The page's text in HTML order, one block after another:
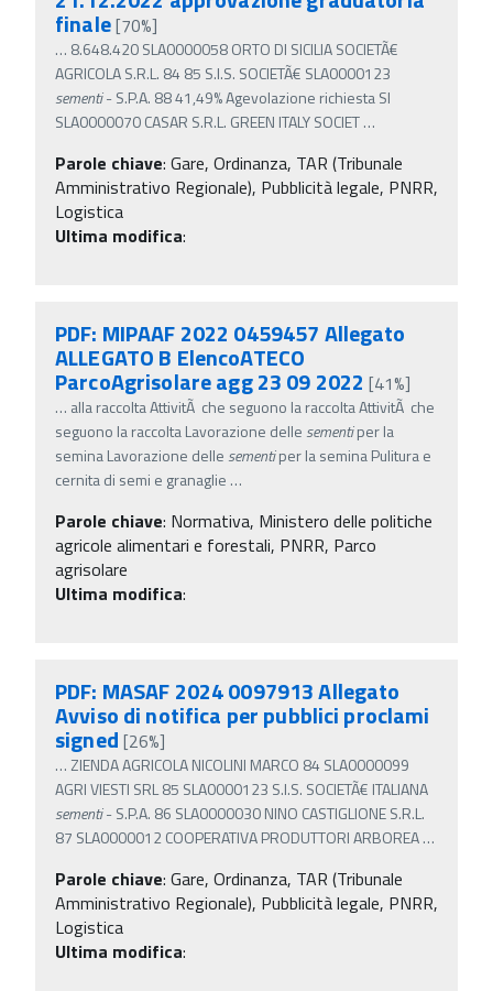
finale[70%]
… 8.648.420 SLA0000058 ORTO DI SICILIA SOCIETÃ€
AGRICOLA S.R.L. 84 85 S.I.S. SOCIETÃ€ SLA0000123
sementi- S.P.A. 88 41,49% Agevolazione richiesta SI
SLA0000070 CASAR S.R.L. GREEN ITALY SOCIET…
Parole chiave: Gare, Ordinanza, TAR (Tribunale
Amministrativo Regionale), Pubblicità legale, PNRR,
Logistica
Ultima modifica:
PDF: MIPAAF 2022 0459457 Allegato
ALLEGATO B ElencoATECO
ParcoAgrisolare agg 23 09 2022 [41%]
… alla raccolta AttivitÃ che seguono la raccolta AttivitÃ che
seguono la raccolta Lavorazione delle sementiper la
semina Lavorazione delle sementiper la semina Pulitura e
cernita di semi e granaglie …
Parole chiave: Normativa, Ministero delle politiche
agricole alimentari e forestali, PNRR, Parco
agrisolare
Ultima modifica:
PDF: MASAF 2024 0097913 Allegato
Avviso di notifica per pubblici proclami
signed [26%]
… ZIENDA AGRICOLA NICOLINI MARCO 84 SLA0000099
AGRI VIESTI SRL 85 SLA0000123 S.I.S. SOCIETÃ€ ITALIANA
sementi- S.P.A. 86 SLA0000030 NINO CASTIGLIONE S.R.L.
87 SLA0000012 COOPERATIVA PRODUTTORI ARBOREA…
Parole chiave: Gare, Ordinanza, TAR (Tribunale
Amministrativo Regionale), Pubblicità legale, PNRR,
Logistica
Ultima modifica: